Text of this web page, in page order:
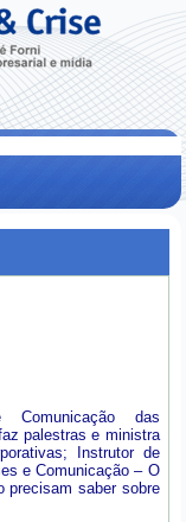
Comunicação das
palestras e ministra
Instrutor de
e Comunicação – O
precisam saber sobre